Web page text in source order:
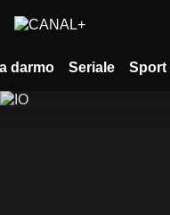
darmo Seriale Sport